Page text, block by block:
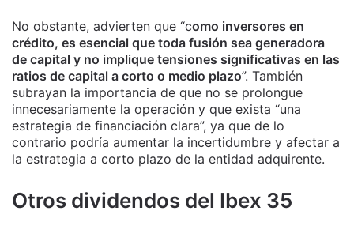
No obstante, advierten que “como inversores en
crédito, es esencial que toda fusión sea generadora
de capital y no implique tensiones significativas en las
ratios de capital a corto o medio plazo”. También
subrayan la importancia de que no se prolongue
innecesariamente la operación y que exista “una
estrategia de financiación clara”, ya que de lo
contrario podría aumentar la incertidumbre y afectar a
la estrategia a corto plazo de la entidad adquirente.
Otros dividendos del Ibex 35